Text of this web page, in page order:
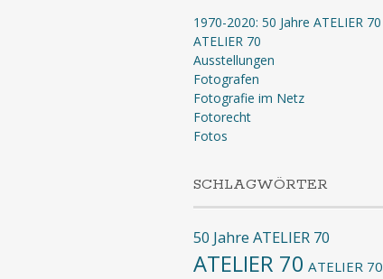
1970-2020: 50 Jahre ATELIER 70
ATELIER 70
Ausstellungen
Fotografen
Fotografie im Netz
Fotorecht
Fotos
SCHLAGWÖRTER
50 Jahre ATELIER 70
ATELIER 70 ATELIER 70